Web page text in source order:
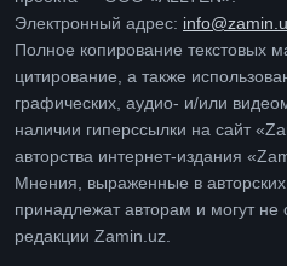
Электронный адрес:
Полное копирование текстовых
цитирование, а также
графических, аудио- и/или
наличии гиперссылки на сайт
авторства интернет-издания
Мнения, выраженные в авторских
принадлежат авторам и могут не
редакции Zamin.uz.